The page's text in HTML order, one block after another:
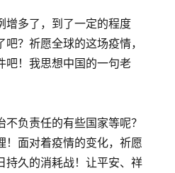
增多了，到了一定的程度
？祈愿全球的这场疫情，
吧！我思想中国的一句老
负责任的有些国家等呢？
！面对着疫情的变化，祈愿
持久的消耗战！让平安、祥